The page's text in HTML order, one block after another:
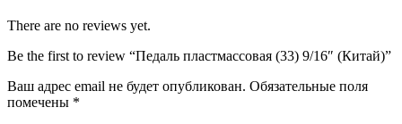
There are no reviews yet.
Be the first to review “Педаль пластмассовая (33) 9/16″ (Китай)”
Ваш адрес email не будет опубликован. Обязательные поля
помечены *